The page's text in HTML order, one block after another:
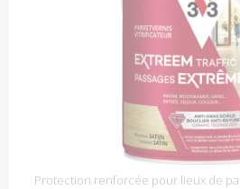
Protection renforcée pour lieux de